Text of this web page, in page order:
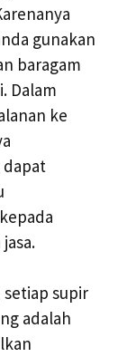
gunakan
baragam
Dalam
ke
setiap supir
adalah